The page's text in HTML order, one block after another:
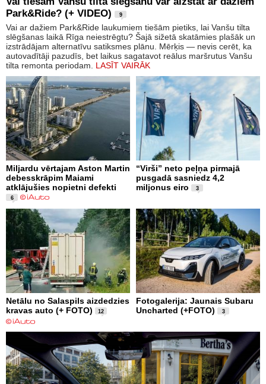
Park&Ride? (+ VIDEO)
9
Vai ar dažiem Park&Ride laukumiem tiešām pietiks, lai Vanšu tilta
slēgšanas laikā Rīga neiestrēgtu? Šajā sižetā skatāmies plašāk un
izstrādājam alternatīvu satiksmes plānu. Mērķis — nevis cerēt, ka
autovadītāji pazudīs, bet laikus sagatavot reālus maršrutus Vanšu
tilta remonta periodam. LASĪT VAIRĀK
Miljardu vērtajam Aston Martin
debesskrāpim Maiami
atklājušies nopietni defekti
6
“Virši” neto peļņa pirmajā
pusgadā sasniedz 4,2
miljonus eiro
3
Netālu no Salaspils aizdedzies
kravas auto (+ FOTO)
12
Fotogalerija: Jaunais Subaru
Uncharted (+FOTO)
3